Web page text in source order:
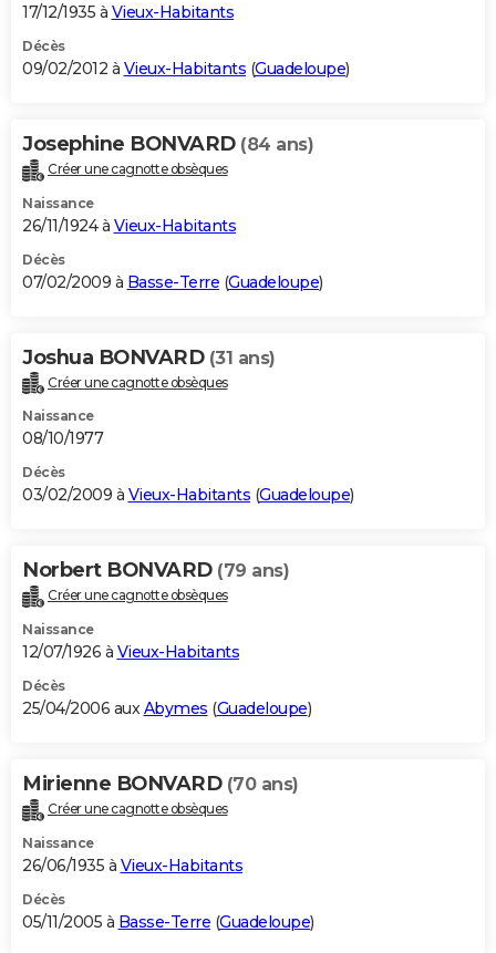
17/12/1935 à Vieux-Habitants
Décès
09/02/2012 à Vieux-Habitants (Guadeloupe)
Josephine BONVARD (84 ans)
Créer une cagnotte obsèques
Naissance
26/11/1924 à Vieux-Habitants
Décès
07/02/2009 à Basse-Terre (Guadeloupe)
Joshua BONVARD (31 ans)
Créer une cagnotte obsèques
Naissance
08/10/1977
Décès
03/02/2009 à Vieux-Habitants (Guadeloupe)
Norbert BONVARD (79 ans)
Créer une cagnotte obsèques
Naissance
12/07/1926 à Vieux-Habitants
Décès
25/04/2006 auxAbymes (Guadeloupe)
Mirienne BONVARD (70 ans)
Créer une cagnotte obsèques
Naissance
26/06/1935 à Vieux-Habitants
Décès
05/11/2005 à Basse-Terre (Guadeloupe)